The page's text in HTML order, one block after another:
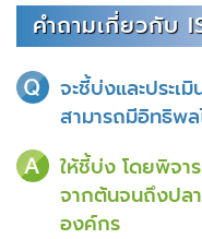
คำถามเกี่ยวกับ
จะชี้บ่งและประ
สามารถมีอิทธิพ
ให้ชี้บ่ง โดยพิจา
จากต้นจนถึงปล
องค์กร